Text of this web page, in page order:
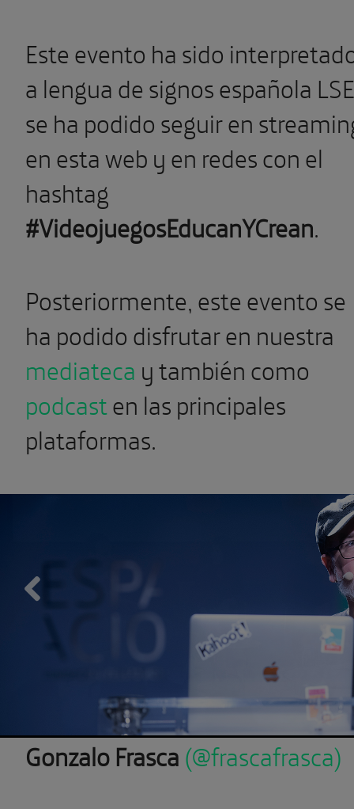
Este evento ha sido
a lengua de signos española
se ha podido seguir en
en esta web y en redes con el
hashtag
#VideojuegosEducanYCrean.
Posteriormente, este evento se
ha podido disfrutar en nuestra
mediateca y también como
podcasten las principales
plataformas.
Gonzalo Frasca(@frascafrasca)